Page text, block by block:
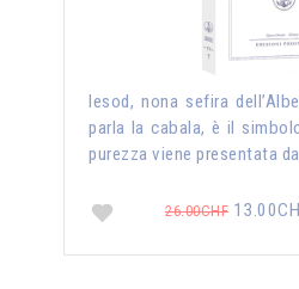
Iesod, nona sefira
parla la cabala, è il
purezza viene presentata
26.00CHF